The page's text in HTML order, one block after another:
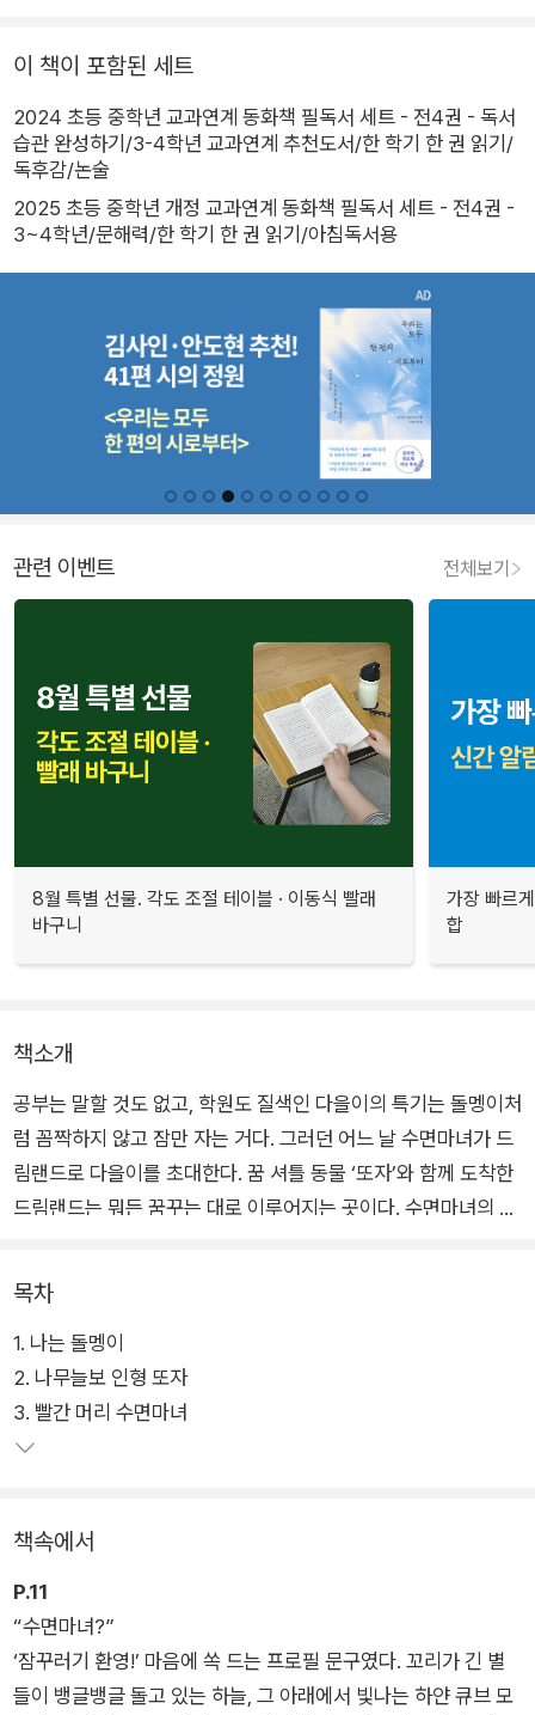
이 책이 포함된 세트
2024 초등 중학년 교과연계 동화책 필독서 세트 - 전4권 - 독서
습관 완성하기/3-4학년 교과연계 추천도서/한 학기 한 권 읽기/
독후감/논술
2025 초등 중학년 개정 교과연계 동화책 필독서 세트 - 전4권 -
3~4학년/문해력/한 학기 한 권 읽기/아침독서용
관련 이벤트 전체보기
8월 특별 선물. 각도 조절 테이블 · 이동식 빨래
바구니
가장 빠르
합
책소개
공부는 말할 것도 없고, 학원도 질색인 다을이의 특기는 돌멩이처
럼 꼼짝하지 않고 잠만 자는 거다. 그러던 어느 날 수면마녀가 드
림랜드로 다을이를 초대한다. 꿈 셔틀 동물 ‘또자’와 함께 도착한
드림랜드는 뭐든 꿈꾸는 대로 이루어지는 곳이다. 수면마녀의 말
하게 될까?
《수면마녀와 꿈꾸는 돌멩이》는 ‘자면서 꾸는 꿈’과 ‘노력하여 이
루어 내는 꿈’이라는 두 가지 뜻을 지닌 ‘꿈’에서 시작된 이야기이
다. 아이들은 드림랜드에서 펼쳐지는 신나고도 아찔한 모험을 통
해 나만의 소중한 꿈을 꿀 수 있는 용기를 얻게 될 것이다. 또한
목차
1. 나는 돌멩이
2. 나무늘보 인형 또자
3. 빨간 머리 수면마녀
책속에서
P.11
“수면마녀?”
‘잠꾸러기 환영!’ 마음에 쏙 드는 프로필 문구였다. 꼬리가 긴 별
들이 뱅글뱅글 돌고 있는 하늘, 그 아래에서 빛나는 하얀 큐브 모